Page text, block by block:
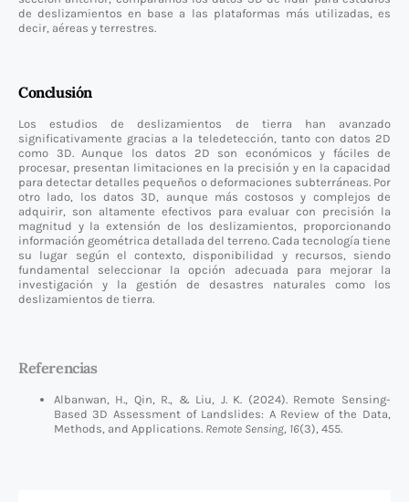
de deslizamientos en base a las plataformas más utilizadas, es
decir, aéreas y terrestres.
Conclusión
Los estudios de deslizamientos de tierra han avanzado
significativamente gracias a la teledetección, tanto con datos 2D
como 3D. Aunque los datos 2D son económicos y fáciles de
procesar, presentan limitaciones en la precisión y en la capacidad
para detectar detalles pequeños o deformaciones subterráneas. Por
otro lado, los datos 3D, aunque más costosos y complejos de
adquirir, son altamente efectivos para evaluar con precisión la
magnitud y la extensión de los deslizamientos, proporcionando
información geométrica detallada del terreno. Cada tecnología tiene
su lugar según el contexto, disponibilidad y recursos, siendo
fundamental seleccionar la opción adecuada para mejorar la
investigación y la gestión de desastres naturales como los
deslizamientos de tierra.
Referencias
Albanwan, H., Qin, R., & Liu, J. K. (2024). Remote Sensing-
Based 3D Assessment of Landslides: A Review of the Data,
Methods, and Applications. Remote Sensing, 16(3), 455.